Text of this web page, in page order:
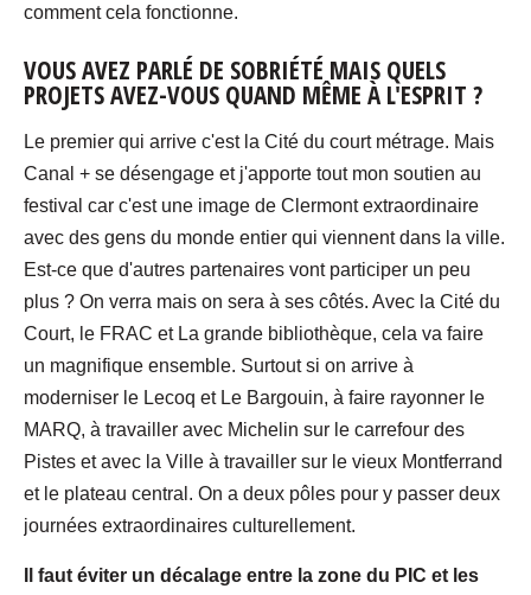
comment cela fonctionne.
VOUS AVEZ PARLÉ DE SOBRIÉTÉ MAIS QUELS
PROJETS AVEZ-VOUS QUAND MÊME À L'ESPRIT ?
Le premier qui arrive c'est la Cité du court métrage. Mais
Canal + se désengage et j'apporte tout mon soutien au
festival car c'est une image de Clermont extraordinaire
avec des gens du monde entier qui viennent dans la ville.
Est-ce que d'autres partenaires vont participer un peu
plus ? On verra mais on sera à ses côtés. Avec la Cité du
Court, le FRAC et La grande bibliothèque, cela va faire
un magnifique ensemble. Surtout si on arrive à
moderniser le Lecoq et Le Bargouin, à faire rayonner le
MARQ, à travailler avec Michelin sur le carrefour des
Pistes et avec la Ville à travailler sur le vieux Montferrand
et le plateau central. On a deux pôles pour y passer deux
journées extraordinaires culturellement.
Il faut éviter un décalage entre la zone du PIC et les